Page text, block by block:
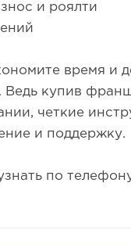
и роялти
время и
Ведь купив
четкие
и поддержку.
по телефону